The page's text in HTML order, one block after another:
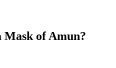
Mask of Amun?